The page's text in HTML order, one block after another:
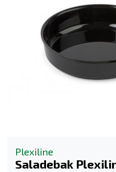
Plexiline
Saladebak